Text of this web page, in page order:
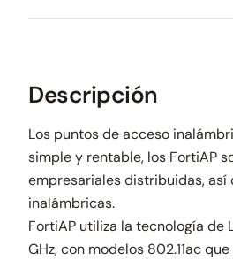
Descripción
Los puntos de acceso
simple y rentable, los FortiAP
empresariales distribuidas,
inalámbricas.
FortiAP utiliza la tecnología de
GHz, con modelos 802.11ac